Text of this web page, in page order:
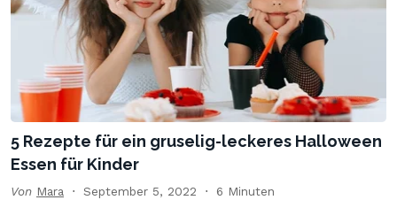
5 Rezepte für ein gruselig-leckeres Halloween
Essen für Kinder
Von Mara September 5, 2022 6 Minuten